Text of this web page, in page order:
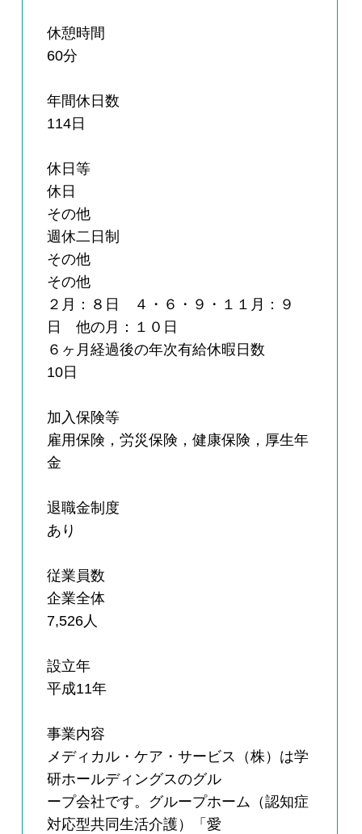
休憩時間
60分
年間休日数
114日
休日等
休日
その他
週休二日制
その他
その他
２月：８日 ４・６・９・１１月：９
日 他の月：１０日
６ヶ月経過後の年次有給休暇日数
10日
加入保険等
雇用保険，労災保険，健康保険，厚生年
金
退職金制度
あり
従業員数
企業全体
7,526人
設立年
平成11年
事業内容
メディカル・ケア・サービス（株）は学
研ホールディングスのグル
ープ会社です。グループホーム（認知症
対応型共同生活介護）「愛